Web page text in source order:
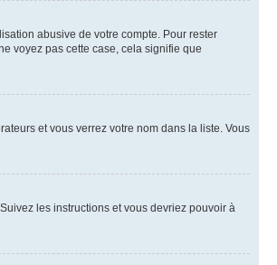
abusive de votre compte. Pour rester
voyez pas cette case, cela signifie que
et vous verrez votre nom dans la liste. Vous
. Suivez les instructions et vous devriez pouvoir à